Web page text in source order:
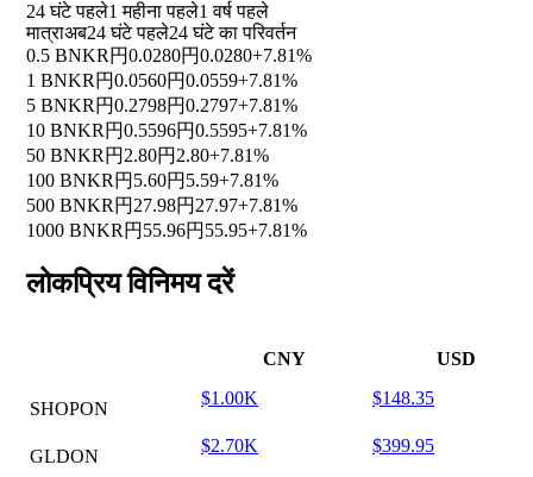
24 घंटे पहले1 महीना पहले1 वर्ष पहले
मात्राअब24 घंटे पहले24 घंटे का परिवर्तन
0.5 BNKR 円0.0280円0.0280+7.81%
1 BNKR 円0.0560円0.0559+7.81%
5 BNKR 円0.2798円0.2797+7.81%
10 BNKR 円0.5596円0.5595+7.81%
50 BNKR 円2.80円2.80+7.81%
100 BNKR 円5.60円5.59+7.81%
500 BNKR 円27.98円27.97+7.81%
1000 BNKR 円55.96円55.95+7.81%
लोकप्रिय विनिमय दरें
CNY USD
SHOPON
$1.00K $148.35
GLDON
$2.70K $399.95